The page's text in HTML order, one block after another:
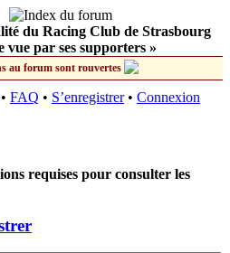
du Racing Club de Strasbourg
vue par ses supporters »
au forum sont rouvertes
• FAQ • S’enregistrer• Connexion
requises pour consulter les